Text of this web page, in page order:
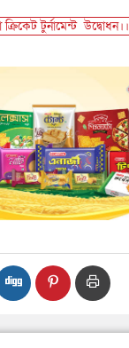
টুর্নামেন্ট উদ্বোধন।।